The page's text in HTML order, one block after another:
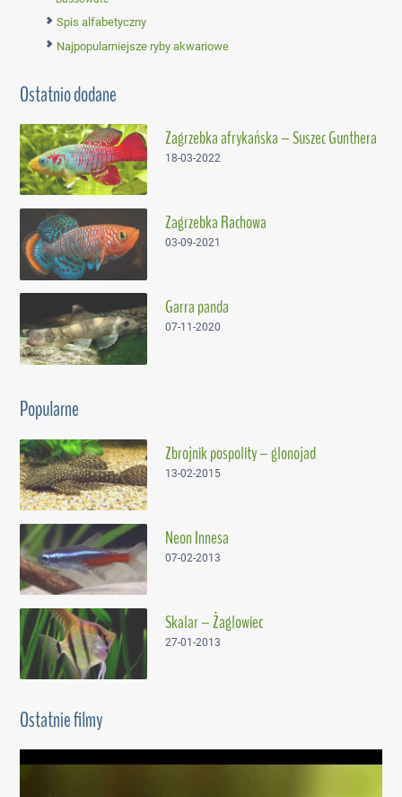
Spis alfabetyczny
Najpopularniejsze ryby akwariowe
Ostatnio dodane
Zagrzebka afrykańska – Suszec Gunthera
18-03-2022
Zagrzebka Rachowa
03-09-2021
Garra panda
07-11-2020
Popularne
Zbrojnik pospolity – glonojad
13-02-2015
Neon Innesa
07-02-2013
Skalar – Żaglowiec
27-01-2013
Ostatnie filmy